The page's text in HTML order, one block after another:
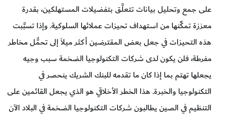
على جمع وتحليل بيانات تتعلَّق بتفضيلات المستهلكين، بقدرة
معززة تمكِّنها من استهداف تحيزات عملائها السلوكية. وإذا تسبَّبت
هذه التحيزات في جعل بعض المقترضين أكثر ميلاً إلى تحمُّل مخاطر
مفرطة، فلن يكون لدى شركات التكنولوجيا الضخمة سبب وجيه
يجعلها تهتم بما إذا كان ما تقدمه للبنك الشريك ينحصر في
التكنولوجيا والخبرة. هذا الخطر الأخلاقي هو الذي يجعل القائمين على
التنظيم في الصين يطالبون شركات التكنولوجيا الضخمة في البلاد الآن